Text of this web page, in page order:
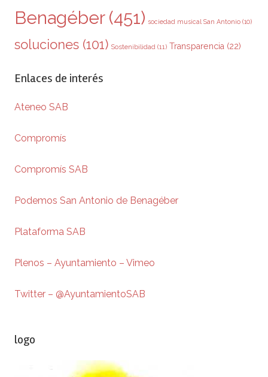
Benagéber(451) sociedad musical San Antonio (10)
soluciones (101) Sostenibilidad (11) Transparencia (22)
Enlaces de interés
Ateneo SAB
Compromís
Compromís SAB
Podemos San Antonio de Benagéber
Plataforma SAB
Plenos – Ayuntamiento – Vimeo
Twitter – @AyuntamientoSAB
logo